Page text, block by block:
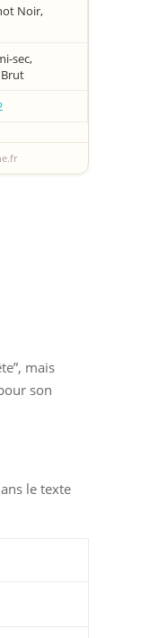
Noir,
sec,
Brut
mais
son
le texte